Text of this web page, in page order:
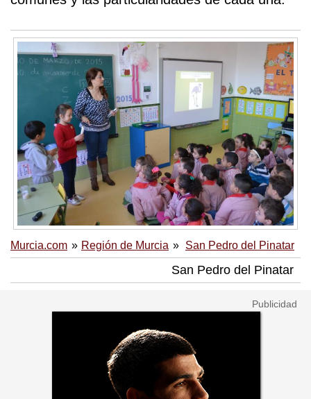
Murcia.com Región de Murcia San Pedro del Pinatar
San Pedro del Pinatar